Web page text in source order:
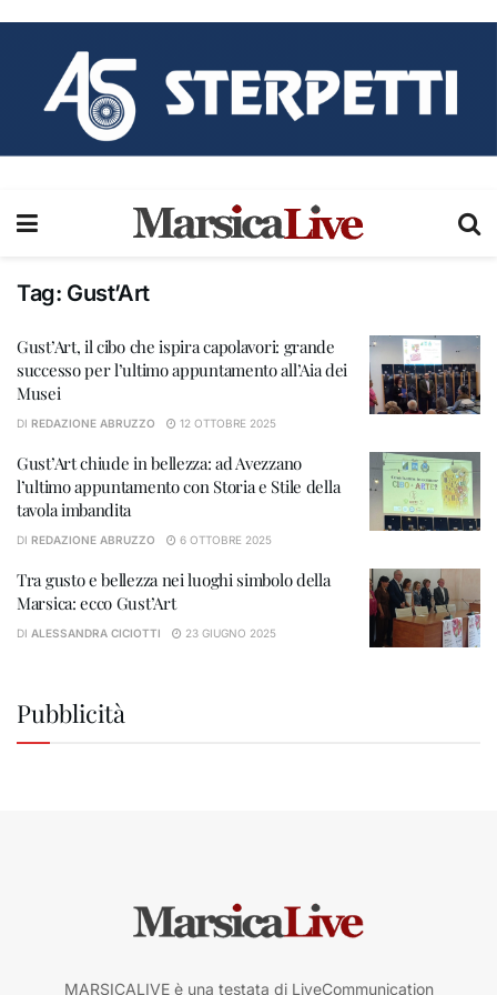
Tag: Gust’Art
Gust’Art, il cibo che ispira capolavori: grande
successo per l’ultimo appuntamento all’Aia dei
Musei
DI REDAZIONE ABRUZZO 12 OTTOBRE 2025
Gust’Art chiude in bellezza: ad Avezzano
l’ultimo appuntamento con Storia e Stile della
tavola imbandita
DI REDAZIONE ABRUZZO 6 OTTOBRE 2025
Tra gusto e bellezza nei luoghi simbolo della
Marsica: ecco Gust’Art
DI ALESSANDRA CICIOTTI 23 GIUGNO 2025
Pubblicità
MARSICALIVE è una testata di LiveCommunication